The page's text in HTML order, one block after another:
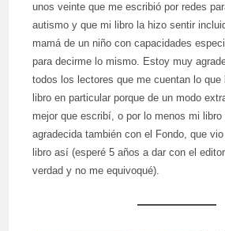
unos veinte que me escribió por redes
autismo y que mi libro la hizo sentir
mamá de un niño con capacidades
para decirme lo mismo. Estoy muy
todos los lectores que me cuentan lo
libro en particular porque de un modo
mejor que escribí, o por lo menos mi
agradecida también con el Fondo, que
libro así (esperé 5 años a dar con el
verdad y no me equivoqué).